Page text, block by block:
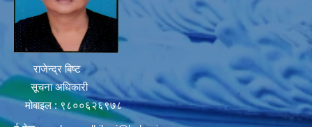
राजेन्द्र बिष्ट
सूचना अधिकारी
मोबाइल : ९८००६२६९७८